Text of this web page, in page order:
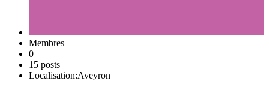
Membres
0
15 posts
Localisation:Aveyron